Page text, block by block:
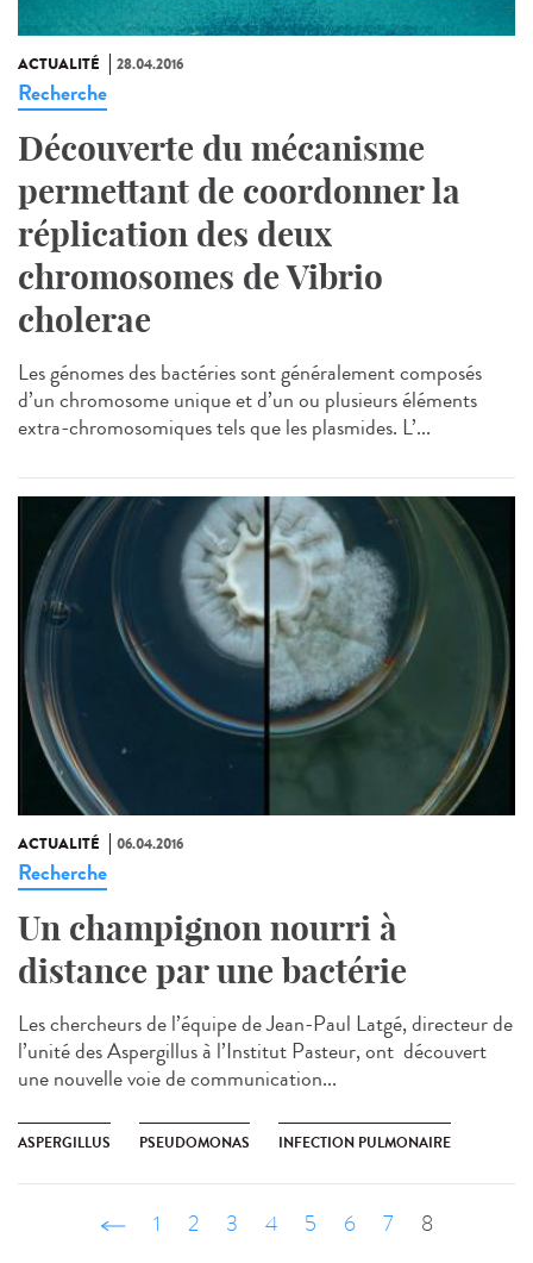
ACTUALITÉ 28.04.2016
Recherche
Découverte du mécanisme
permettant de coordonner la
réplication des deux
chromosomes de Vibrio
cholerae
Les génomes des bactéries sont généralement composés
d’un chromosome unique et d’un ou plusieurs éléments
extra-chromosomiques tels que les plasmides. L’...
ACTUALITÉ 06.04.2016
Recherche
Un champignon nourri à
distance par une bactérie
Les chercheurs de l’équipe de Jean-Paul Latgé, directeur de
l’unité des Aspergillus à l’Institut Pasteur, ont découvert
une nouvelle voie de communication...
ASPERGILLUS PSEUDOMONAS INFECTION PULMONAIRE
‹ précédent
1 2 3 4 5 6 7 8